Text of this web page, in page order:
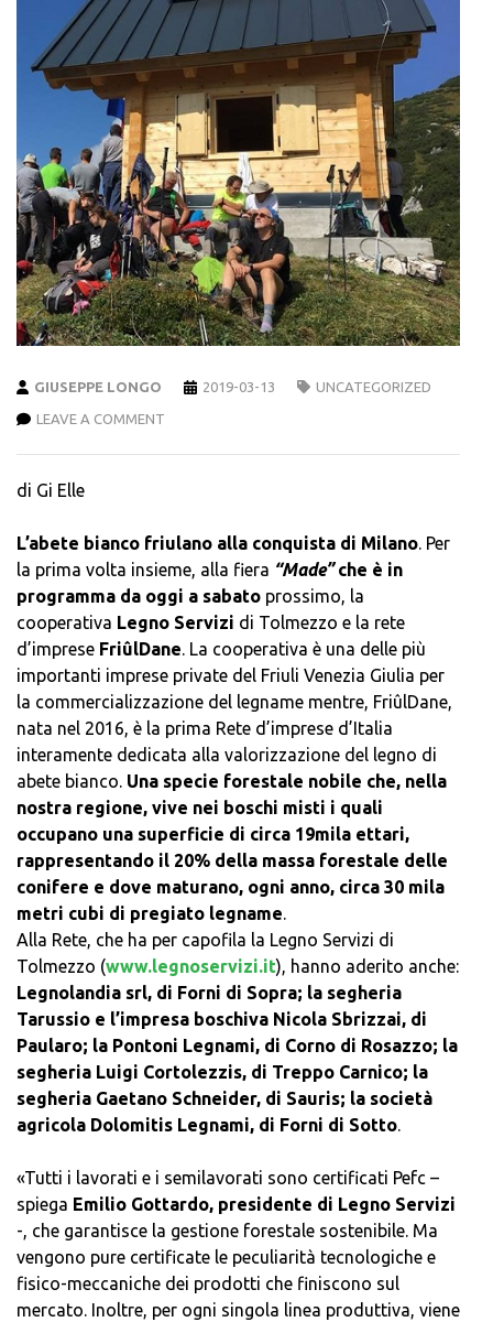
GIUSEPPE LONGO 2019-03-13 UNCATEGORIZED
LEAVE A COMMENT
di Gi Elle
L’abete bianco friulano alla conquista di Milano. Per
la prima volta insieme, alla fiera “Made” che è in
programma da oggi a sabato prossimo, la
cooperativa Legno Servizi di Tolmezzo e la rete
d’imprese FriûlDane. La cooperativa è una delle più
importanti imprese private del Friuli Venezia Giulia per
la commercializzazione del legname mentre, FriûlDane,
nata nel 2016, è la prima Rete d’imprese d’Italia
interamente dedicata alla valorizzazione del legno di
abete bianco. Una specie forestale nobile che, nella
nostra regione, vive nei boschi misti i quali
occupano una superficie di circa 19mila ettari,
rappresentando il 20% della massa forestale delle
conifere e dove maturano, ogni anno, circa 30 mila
metri cubi di pregiato legname.
Alla Rete, che ha per capofila la Legno Servizi di
Tolmezzo (www.legnoservizi.it), hanno aderito anche:
Legnolandia srl, di Forni di Sopra; la segheria
Tarussio e l’impresa boschiva Nicola Sbrizzai, di
Paularo; la Pontoni Legnami, di Corno di Rosazzo; la
segheria Luigi Cortolezzis, di Treppo Carnico; la
segheria Gaetano Schneider, di Sauris; la società
agricola Dolomitis Legnami, di Forni di Sotto.
«Tutti i lavorati e i semilavorati sono certificati Pefc –
spiega Emilio Gottardo, presidente di Legno Servizi
-, che garantisce la gestione forestale sostenibile. Ma
vengono pure certificate le peculiarità tecnologiche e
fisico-meccaniche dei prodotti che finiscono sul
mercato. Inoltre, per ogni singola linea produttiva, viene